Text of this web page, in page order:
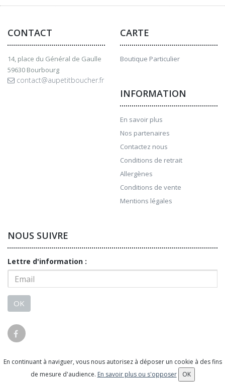
CONTACT
14, place du Général de Gaulle
59630 Bourbourg
contact@aupetitboucher.fr
CARTE
Boutique Particulier
INFORMATION
En savoir plus
Nos partenaires
Contactez nous
Conditions de retrait
Allergènes
Conditions de vente
Mentions légales
NOUS SUIVRE
Lettre d'information :
OK
© 2026 - LogicielSaasFood - Logiciel de gestion de
commande sur internet et en magasin
En continuant à naviguer, vous nous autorisez à déposer un cookie à des fins
de mesure d'audience. En savoir plus ou s'opposer OK